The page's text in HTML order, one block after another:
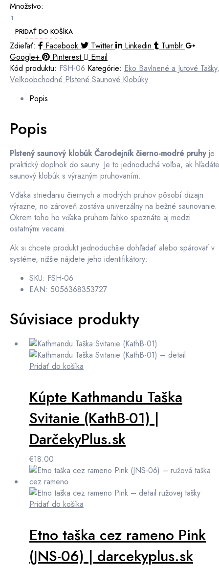
Množstvo:
množstvo
Plstený
saunový
klobúk
Čarodejník
čierno-
modré
pruhy
PRIDAŤ DO KOŠÍKA
Zdieľať: Facebook Twitter Linkedin
Tumblr
Google+
Pinterest
Email
Kód produktu: FSH-06 Kategórie: Eko Bavlnené a Jutové Tašky,
Veľkoobchodné Plstené Saunové Klobúky
Popis
Popis
Plstený saunový klobúk Čarodejník čierno-modré pruhyje
praktický doplnok do sauny. Je to jednoduchá voľba, ak hľadáte
saunový klobúk s výrazným pruhovaním.
Vďaka striedaniu čiernych a modrých pruhov pôsobí dizajn
výrazne, no zároveň zostáva univerzálny na bežné saunovanie.
Okrem toho ho vďaka pruhom ľahko spoznáte aj medzi
ostatnými vecami.
Ak si chcete produkt jednoduchšie dohľadať alebo spárovať v
systéme, nižšie nájdete jeho identifikátory:
SKU: FSH-06
EAN: 5056368353727
Súvisiace produkty
Pridať do košíka
Kúpte Kathmandu Taška
Svitanie (KathB-01) |
DarčekyPlus.sk
€18.00
Pridať do košíka
Etno taška cez rameno Pink
(JNS-06) | darcekyplus.sk